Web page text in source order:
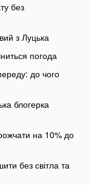
без
з Луцька
погода
до чого
блогерка
на 10% до
без світла та